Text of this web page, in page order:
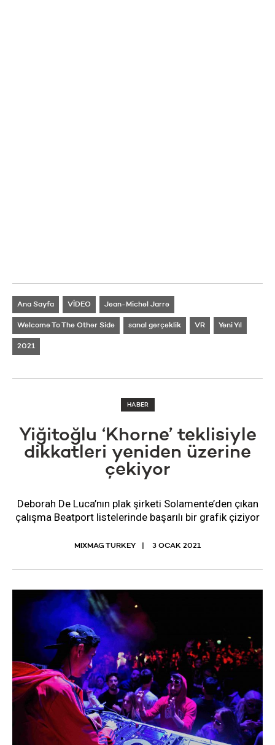
Ana Sayfa VİDEO Jean-Michel Jarre
Welcome To The Other Side sanal gerçeklik VR Yeni Yıl
2021
HABER
Yiğitoğlu ‘Khorne’ teklisiyle
dikkatleri yeniden üzerine
çekiyor
Deborah De Luca’nın plak şirketi Solamente’den çıkan
çalışma Beatport listelerinde başarılı bir grafik çiziyor
MIXMAG TURKEY 3 OCAK 2021